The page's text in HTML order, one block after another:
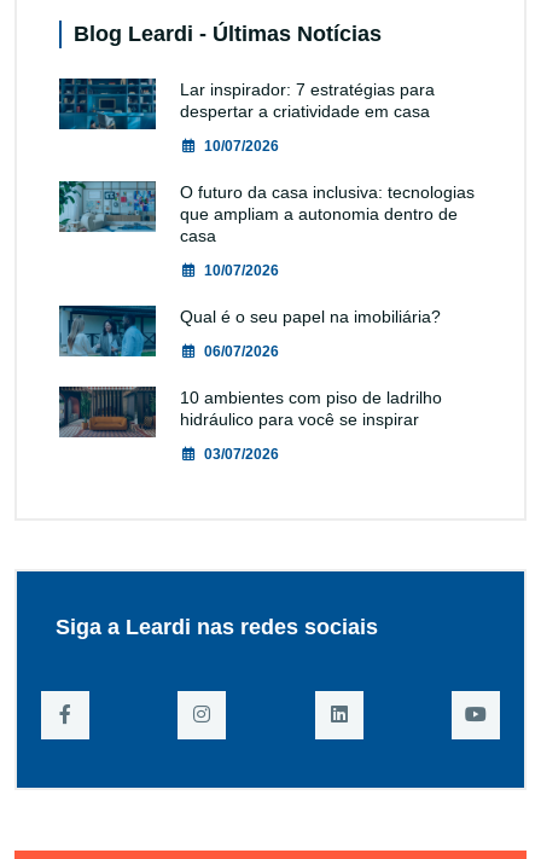
Blog Leardi - Últimas Notícias
Lar inspirador: 7 estratégias para
despertar a criatividade em casa
10/07/2026
O futuro da casa inclusiva: tecnologias
que ampliam a autonomia dentro de
casa
10/07/2026
Qual é o seu papel na imobiliária?
06/07/2026
10 ambientes com piso de ladrilho
hidráulico para você se inspirar
03/07/2026
Siga a Leardi nas redes sociais